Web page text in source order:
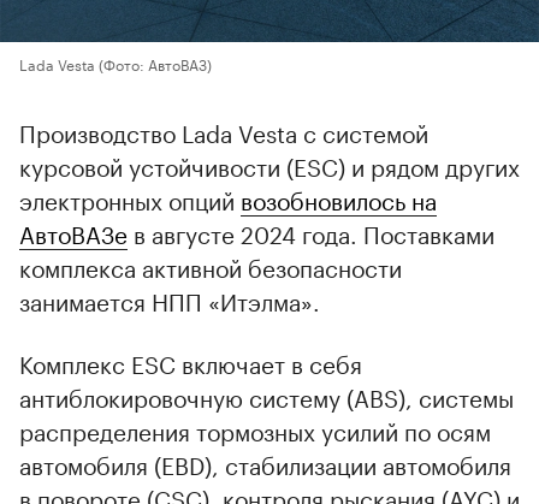
Lada Vesta (Фото: АвтоВАЗ)
Производство Lada Vesta с системой
курсовой устойчивости (ESC) и рядом других
электронных опций возобновилось на
АвтоВАЗе в августе 2024 года. Поставками
комплекса активной безопасности
занимается НПП «Итэлма».
Комплекс ESC включает в себя
антиблокировочную систему (ABS), системы
распределения тормозных усилий по осям
автомобиля (EBD), стабилизации автомобиля
в повороте (CSС), контроля рыскания (AYC) и